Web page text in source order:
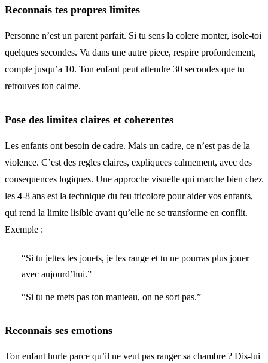
Reconnais tes propres limites
Personne n’est un parent parfait. Si tu sens la colere monter, isole-toi
quelques secondes. Va dans une autre piece, respire profondement,
compte jusqu’a 10. Ton enfant peut attendre 30 secondes que tu
retrouves ton calme.
Pose des limites claires et coherentes
Les enfants ont besoin de cadre. Mais un cadre, ce n’est pas de la
violence. C’est des regles claires, expliquees calmement, avec des
consequences logiques. Une approche visuelle qui marche bien chez
les 4-8 ans est la technique du feu tricolore pour aider vos enfants,
qui rend la limite lisible avant qu’elle ne se transforme en conflit.
Exemple :
“Si tu jettes tes jouets, je les range et tu ne pourras plus jouer
avec aujourd’hui.”
“Si tu ne mets pas ton manteau, on ne sort pas.”
Reconnais ses emotions
Ton enfant hurle parce qu’il ne veut pas ranger sa chambre ? Dis-lui